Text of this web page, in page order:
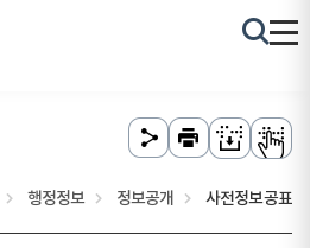
행정정보 정보공개 사전정보공표